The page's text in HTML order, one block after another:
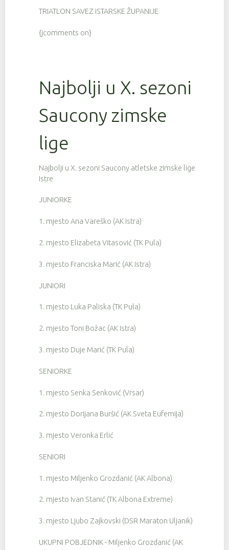
TRIATLON SAVEZ ISTARSKE ŽUPANIJE
{jcomments on}
Najbolji u X. sezoni
Saucony zimske
lige
Najbolji u X. sezoni Saucony atletske zimske lige
Istre
JUNIORKE
1. mjesto Ana Vareško (AK Istra)
2. mjesto Elizabeta Vitasović (TK Pula)
3. mjesto Franciska Marić (AK Istra)
JUNIORI
1. mjesto Luka Paliska (TK Pula)
2. mjesto Toni Božac (AK Istra)
3. mjesto Duje Marić (TK Pula)
SENIORKE
1. mjesto Senka Senković (Vrsar)
2. mjesto Dorijana Buršić (AK Sveta Eufemija)
3. mjesto Veronka Erlić
SENIORI
1. mjesto Miljenko Grozdanić (AK Albona)
2. mjesto Ivan Stanić (TK Albona Extreme)
3. mjesto Ljubo Zajkovski (DSR Maraton Uljanik)
UKUPNI POBJEDNIK - Miljenko Grozdanić (AK